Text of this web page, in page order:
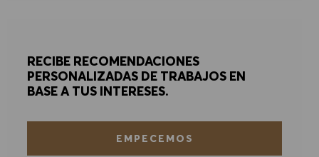
RECIBE RECOMENDACIONES
PERSONALIZADAS DE TRABAJOS EN
BASE A TUS INTERESES.
EMPECEMOS